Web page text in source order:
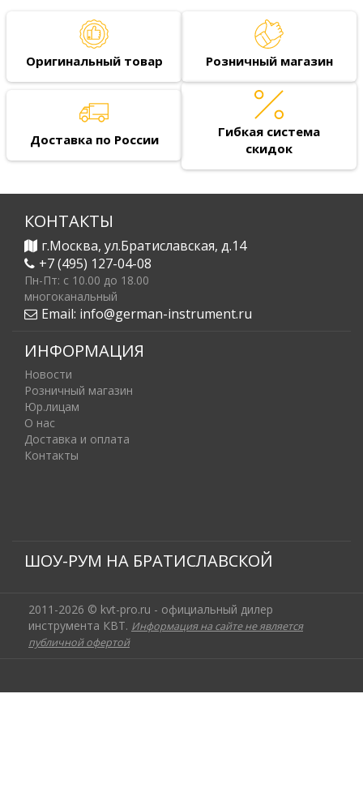
Оригинальный товар Розничный магазин
Доставка по России
Гибкая система
скидок
КОНТАКТЫ
г.Москва, ул.Братиславская, д.14
+7 (495) 127-04-08
Пн-Пт: c 10.00 до 18.00
многоканальный
Email: info@german-instrument.ru
ИНФОРМАЦИЯ
Новости
Розничный магазин
Юр.лицам
О нас
Доставка и оплата
Контакты
ШОУ-РУМ НА БРАТИСЛАВСКОЙ
2011-2026 © kvt-pro.ru - официальный дилер
инструмента КВТ. Информация на сайте не является
публичной офертой